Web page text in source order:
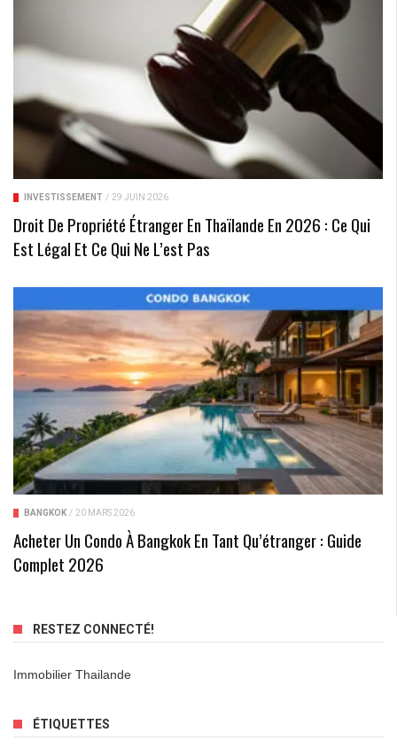
INVESTISSEMENT / 29 JUIN 2026
Droit De Propriété Étranger En Thaïlande En 2026 : Ce Qui
Est Légal Et Ce Qui Ne L’est Pas
BANGKOK / 20 MARS 2026
Acheter Un Condo À Bangkok En Tant Qu’étranger : Guide
Complet 2026
RESTEZ CONNECTÉ!
Immobilier Thailande
ÉTIQUETTES